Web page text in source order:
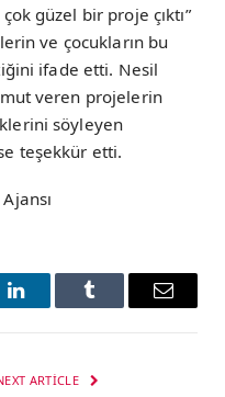
güzel bir proje çıktı”
ve çocukların bu
ifade etti. Nesil
veren projelerin
söyleyen
teşekkür etti.
LinkedInTumblr Email
ARTICLE